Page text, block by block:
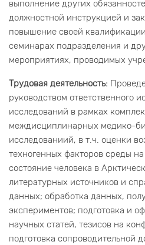
выполнение других
должностной инструкцией и
повышение своей
семинарах подразделения и
мероприятиях, проводимых
Трудовая деятельность:
руководством ответственного
исследований в рамках
междисциплинарных медико-
исследованиий, в т.ч. оценки
техногенных факторов среды
состояние человека в
литературных источников и
данных; обработка данных,
экспериментов; подготовка и
научных статей, тезисов на
подготовка сопроводительной